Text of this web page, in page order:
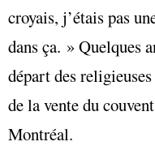
croyais, j’étais pas
dans ça. » Quelques
départ des
de la vente du
Montréal.